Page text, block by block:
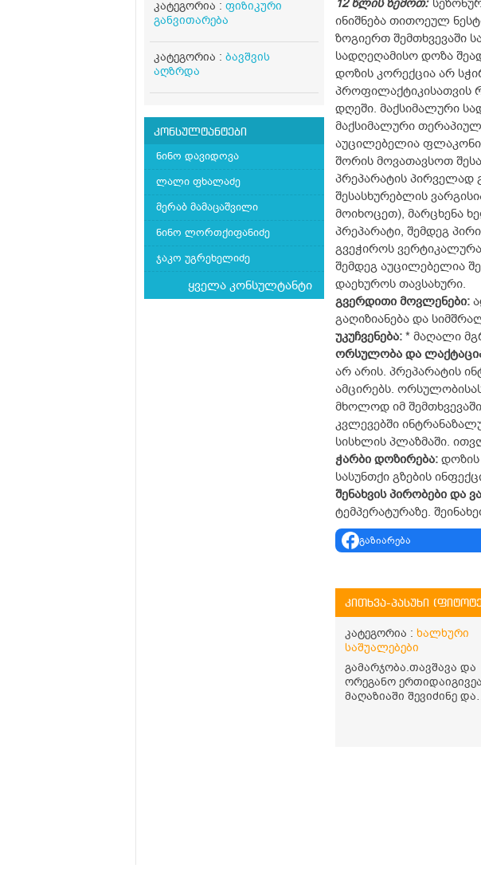
კატეგორია : ფიზიკური
განვითარება
კატეგორია : ბავშვის
აღზრდა
კონსულტანტები
ნინო დავიდოვა
ლალი ფხალაძე
მერაბ მამაცაშვილი
ნინო ლორთქიფანიძე
ჯაკო უგრეხელიძე
ყველა კონსულტანტი
12 წლის ზემოთ:
ინიშნება თითოეულ
ზოგიერთ შემთხვევაში
სადღეღამისო დოზა
დოზის კორექცია არ
პროფილაქტიკისათვის
დღეში. მაქსიმალური
მაქსიმალური
აუცილებელია
შორის მოვათავსოთ
პრეპარატის პირველად
შესასხურებლის
მოიხოცეთ), მარცხენა
პრეპარატი, შემდეგ
გვეჭიროს
შემდეგ აუცილებელია
დაეხუროს თავსახური.
გვერდითი მოვლენები:
გაღიზიანება და
უკუჩვენება: * მაღალი
ორსულობა და
არ არის. პრეპარატის
ამცირებს.
მხოლოდ იმ
კვლევებში
სისხლის პლაზმაში.
ჭარბი დოზირება: დოზის
სასუნთქი გზების
შენახვის პირობები და
ტემპერატურაზე.
გაზიარება
კითხვა-პასუხი
კატეგორია : ხალხური
საშუალებები
გამარჯობა.თავშავა და
ორეგანო
მაღაზიაში შევიძინე და